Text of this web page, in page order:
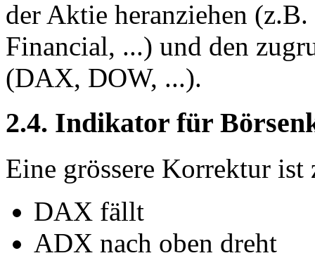
der Aktie heranziehen
Financial, ...) und den
(DAX, DOW, ...).
2.4. Indikator für
Eine grössere Korrektur ist
DAX fällt
ADX nach oben dreht